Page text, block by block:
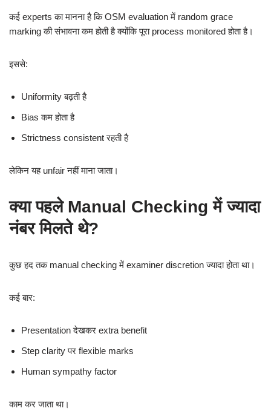
कई experts का मानना है कि OSM evaluation में random grace
marking की संभावना कम होती है क्योंकि पूरा process monitored होता है।
इससे:
Uniformity बढ़ती है
Bias कम होता है
Strictness consistent रहती है
लेकिन यह unfair नहीं माना जाता।
क्या पहले Manual Checking में ज्यादा
नंबर मिलते थे?
कुछ हद तक manual checking में examiner discretion ज्यादा होता था।
कई बार:
Presentation देखकर extra benefit
Step clarity पर flexible marks
Human sympathy factor
काम कर जाता था।